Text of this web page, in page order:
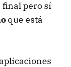
pero sí
que está